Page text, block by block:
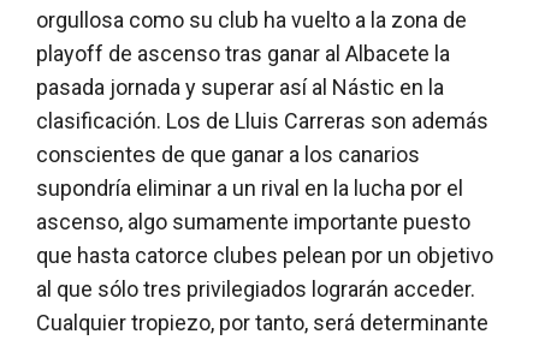
orgullosa como su club ha vuelto a la zona de
playoff de ascenso tras ganar al Albacete la
pasada jornada y superar así al Nástic en la
clasificación. Los de Lluis Carreras son además
conscientes de que ganar a los canarios
supondría eliminar a un rival en la lucha por el
ascenso, algo sumamente importante puesto
que hasta catorce clubes pelean por un objetivo
al que sólo tres privilegiados lograrán acceder.
Cualquier tropiezo, por tanto, será determinante